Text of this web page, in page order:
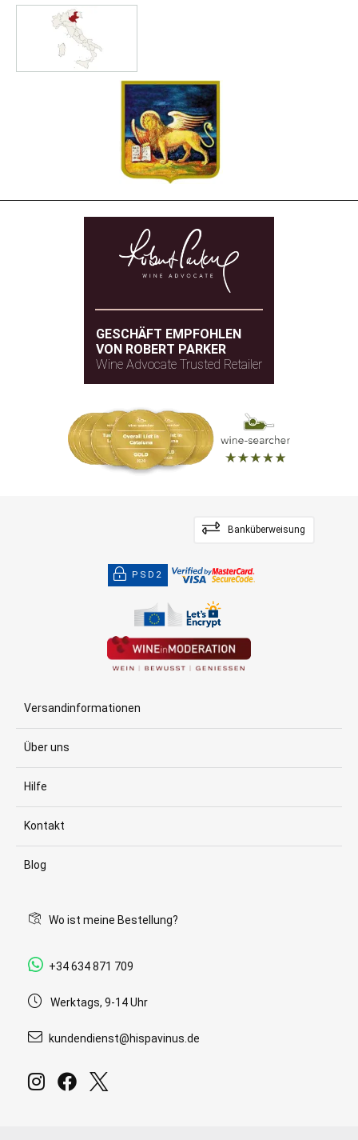
GESCHÄFT EMPFOHLEN
VON ROBERT PARKER
Wine Advocate Trusted Retailer
Banküberweisung
PSD2
Versandinformationen
Über uns
Hilfe
Kontakt
Blog
Wo ist meine Bestellung?
+34 634 871 709
Werktags, 9-14 Uhr
kundendienst@hispavinus.de